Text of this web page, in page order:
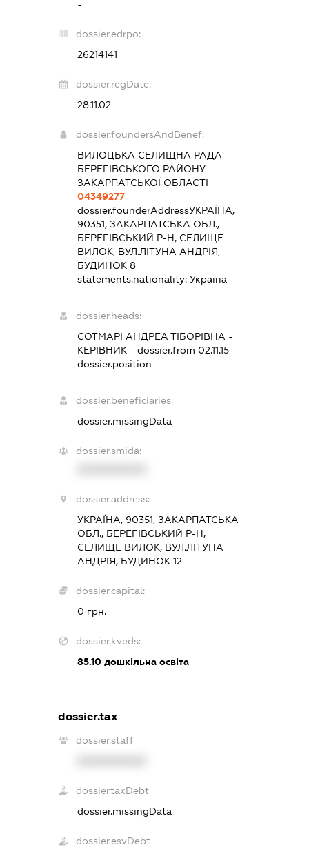
-
dossier.edrpo:
26214141
dossier.regDate:
28.11.02
dossier.foundersAndBenef:
ВИЛОЦЬКА СЕЛИЩНА РАДА
БЕРЕГІВСЬКОГО РАЙОНУ
ЗАКАРПАТСЬКОЇ ОБЛАСТІ
04349277
dossier.founderAddressУКРАЇНА,
90351, ЗАКАРПАТСЬКА ОБЛ.,
БЕРЕГІВСЬКИЙ Р-Н, СЕЛИЩЕ
ВИЛОК, ВУЛ.ЛІТУНА АНДРІЯ,
БУДИНОК 8
statements.nationality:Україна
dossier.heads:
СОТМАРІ АНДРЕА ТІБОРІВНА -
КЕРІВНИК - dossier.from 02.11.15
dossier.position -
dossier.beneficiaries:
dossier.missingData
dossier.smida:
dossier.address:
УКРАЇНА, 90351, ЗАКАРПАТСЬКА
ОБЛ., БЕРЕГІВСЬКИЙ Р-Н,
СЕЛИЩЕ ВИЛОК, ВУЛ.ЛІТУНА
АНДРІЯ, БУДИНОК 12
dossier.capital:
0 грн.
dossier.kveds:
85.10 дошкільна освіта
dossier.tax
dossier.staff
dossier.taxDebt
dossier.missingData
dossier.esvDebt